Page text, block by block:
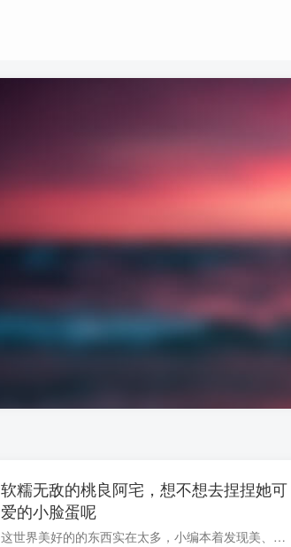
软糯无敌的桃良阿宅，想不想去捏捏她可
爱的小脸蛋呢
这世界美好的的东西实在太多，小编本着发现美、分享美的态度又来了，小编可不是一个吃独食的人，这不，刚看完就来给大家分享了，是不是感觉到有点熟悉，是不是觉得在上面地方见过这个可爱的小姐...